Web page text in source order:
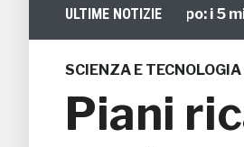
ULTIME NOTIZIE
Viaggi di Gruppo: i 5
SCIENZA E TECNOLOGIA
Piani